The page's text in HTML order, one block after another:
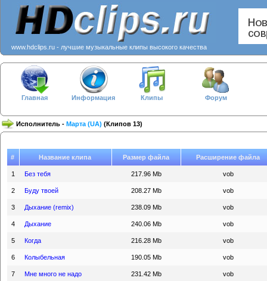
www.hdclips.ru - лучшие музыкальные клипы высокого качества
Главная Информация Клипы Форум
Исполнитель - Марта (UA) (Клипов 13)
# Название клипа Размер файла Расширение файла
1 Без тебя 217.96 Mb vob
2 Буду твоей 208.27 Mb vob
3 Дыхание (remix) 238.09 Mb vob
4 Дыхание 240.06 Mb vob
5 Когда 216.28 Mb vob
6 Колыбельная 190.05 Mb vob
7 Мне много не надо 231.42 Mb vob